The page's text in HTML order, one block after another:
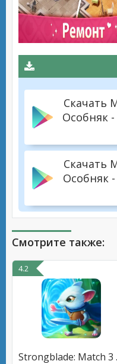
Скачать
Особняк -
Скачать
Особняк -
Смотрите также:
4.2